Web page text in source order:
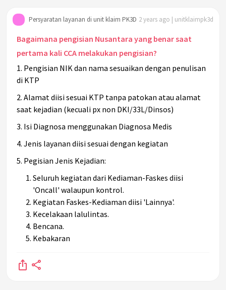
Persyaratan layanan di unit klaim PK3D 2 years ago | unitklaimpk3d
Bagaimana pengisian Nusantara yang benar saat
pertama kali CCA melakukan pengisian?
1. Pengisian NIK dan nama sesuaikan dengan penulisan
di KTP
2. Alamat diisi sesuai KTP tanpa patokan atau alamat
saat kejadian (kecuali px non DKI/33L/Dinsos)
3. Isi Diagnosa menggunakan Diagnosa Medis
4. Jenis layanan diisi sesuai dengan kegiatan
5. Pegisian Jenis Kejadian:
Seluruh kegiatan dari Kediaman-Faskes diisi
'Oncall' walaupun kontrol.
Kegiatan Faskes-Kediaman diisi 'Lainnya'.
Kecelakaan lalulintas.
Bencana.
Kebakaran